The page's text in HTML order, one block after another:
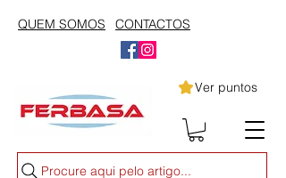
QUEM SOMOS CONTACTOS
Ver puntos
Procure aqui pelo artigo...